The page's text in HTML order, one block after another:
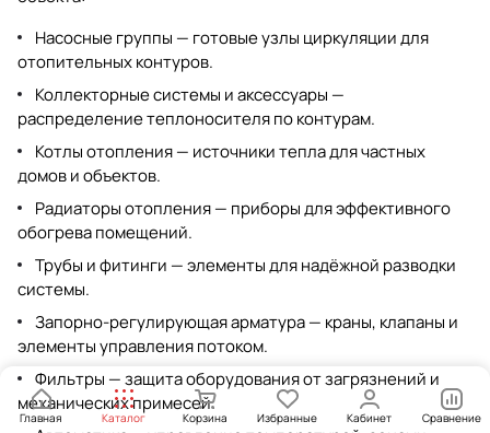
Насосные группы — готовые узлы циркуляции для
отопительных контуров.
Коллекторные системы и аксессуары —
распределение теплоносителя по контурам.
Котлы отопления— источники тепла для частных
домов и объектов.
Радиаторы отопления— приборы для эффективного
обогрева помещений.
Трубы и фитинги — элементы для надёжной разводки
системы.
Запорно-регулирующая арматура— краны, клапаны и
элементы управления потоком.
Фильтры — защита оборудования от загрязнений и
механических примесей.
Главная Каталог Корзина Избранные Кабинет Сравнение